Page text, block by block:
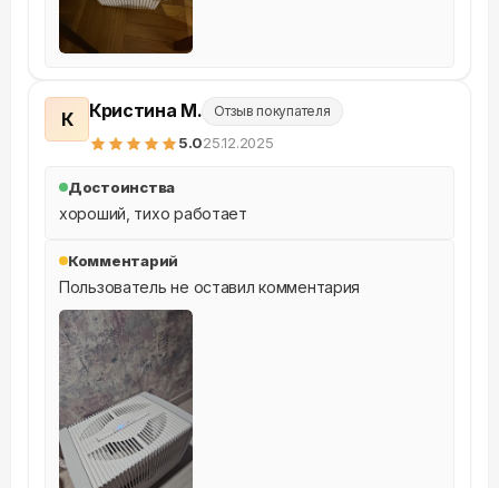
К Кристина М. Отзыв покупателя
5.025.12.2025
Достоинства
хороший, тихо работает
Комментарий
Пользователь не оставил комментария